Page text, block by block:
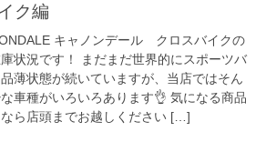
ク編
キャノンデール クロスバイクの
状況です！ まだまだ世界的にスポーツバ
薄状態が続いていますが、当店ではそん
車種がいろいろあります👌 気になる商品
ら店頭までお越しください […]